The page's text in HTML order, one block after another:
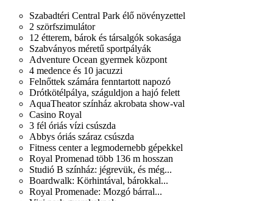
Szabadtéri Central Park élő növényzettel
2 szörfszimulátor
12 étterem, bárok és társalgók sokasága
Szabványos méretű sportpályák
Adventure Ocean gyermek központ
4 medence és 10 jacuzzi
Felnőttek számára fenntartott napozó
Drótkötélpálya, száguldjon a hajó felett
AquaTheator színház akrobata show-val
Casino Royal
3 fél óriás vízi csúszda
Abbys óriás száraz csúszda
Fitness center a legmodernebb gépekkel
Royal Promenad több 136 m hosszan
Studió B színház: jégrevük, és még...
Boardwalk: Körhintával, bárokkal...
Royal Promenade: Mozgó bárral...